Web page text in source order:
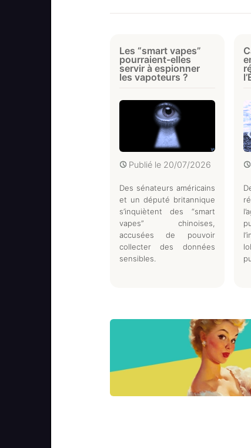
Les “smart vapes”
pourraient-elles
servir à espionner
les vapoteurs ?
Publié le 20/07/2026
Des sénateurs américains
et un député britannique
s’inquiètent des “smart
vapes” chinoises,
accusées de pouvoir
collecter des données
sensibles.